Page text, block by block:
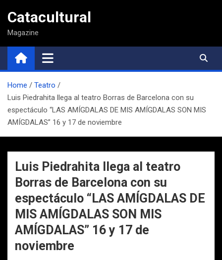
contenido
Catacultural
Magazine
Home
Teatro
Luis Piedrahita llega al teatro Borras de Barcelona con su
espectáculo “LAS AMÍGDALAS DE MIS AMÍGDALAS SON MIS
AMÍGDALAS” 16 y 17 de noviembre
Luis Piedrahita llega al teatro
Borras de Barcelona con su
espectáculo “LAS AMÍGDALAS DE
MIS AMÍGDALAS SON MIS
AMÍGDALAS” 16 y 17 de
noviembre